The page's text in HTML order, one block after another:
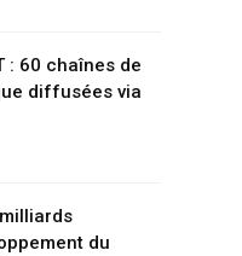
: 60 chaînes de
diffusées via
du